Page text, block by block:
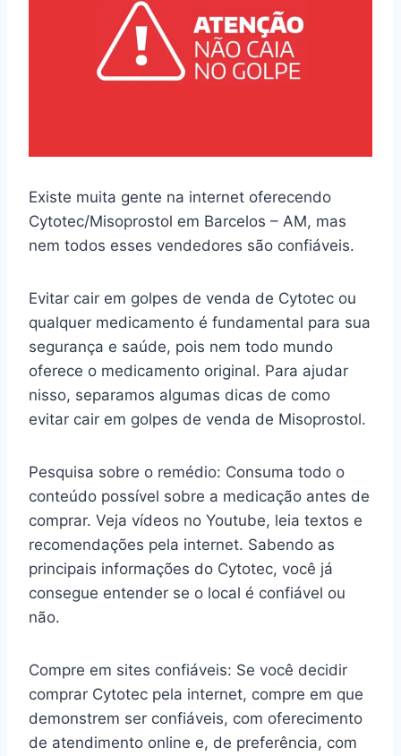
Existe muita gente na internet oferecendo
Cytotec/Misoprostol em Barcelos – AM, mas
nem todos esses vendedores são confiáveis.
Evitar cair em golpes de venda de Cytotec ou
qualquer medicamento é fundamental para sua
segurança e saúde, pois nem todo mundo
oferece o medicamento original. Para ajudar
nisso, separamos algumas dicas de como
evitar cair em golpes de venda de Misoprostol.
Pesquisa sobre o remédio: Consuma todo o
conteúdo possível sobre a medicação antes de
comprar. Veja vídeos no Youtube, leia textos e
recomendações pela internet. Sabendo as
principais informações do Cytotec, você já
consegue entender se o local é confiável ou
não.
Compre em sites confiáveis: Se você decidir
comprar Cytotec pela internet, compre em que
demonstrem ser confiáveis, com oferecimento
de atendimento online e, de preferência, com